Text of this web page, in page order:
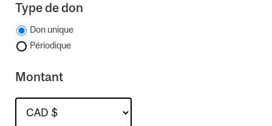
Type de don
Don unique
Périodique
Montant